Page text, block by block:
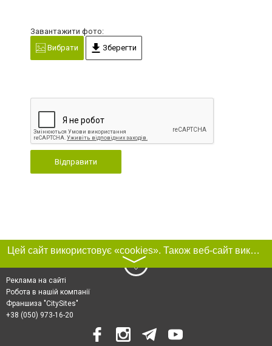
Завантажити фото:
Вибрати
Зберегти
Відправити
Цей сайт використовує «cookies». Також веб-сайт використовує інтернет-сервіс для збору технічних даних стосовно відвідувачів з метою отримання маркетингової та статистичної інформації. Умови обробки даних відвідувачів сайту див.
〉
Реклама на сайті
Робота в нашій компанії
Франшиза "CitySites"
+38 (050) 973-16-20